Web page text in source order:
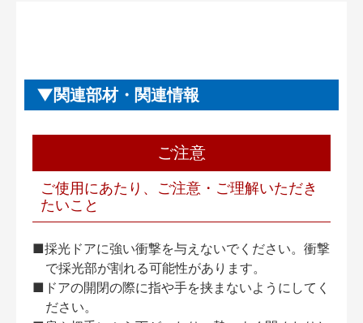
関連部材・関連情報
ご注意
ご使用にあたり、ご注意・ご理解いただき
たいこと
■採光ドアに強い衝撃を与えないでください。衝撃
で採光部が割れる可能性があります。
■ドアの開閉の際に指や手を挟まないようにしてく
ださい。